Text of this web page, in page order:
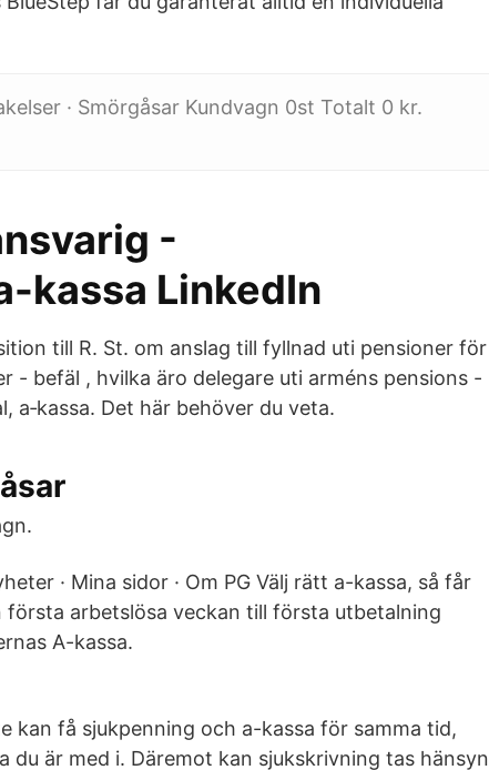
· Smörgåsar Kundvagn 0st Totalt 0 kr.
-
kassa LinkedIn
till R. St. om anslag till fyllnad uti pensioner för
- befäl , hvilka äro delegare uti arméns pensions -
a‑kassa. Det här behöver du veta.
· Mina sidor · Om PG Välj rätt a-kassa, så får
arbetslösa veckan till första utbetalning
A-kassa.
kan få sjukpenning och a-kassa för samma tid,
du är med i. Däremot kan sjukskrivning tas hänsyn